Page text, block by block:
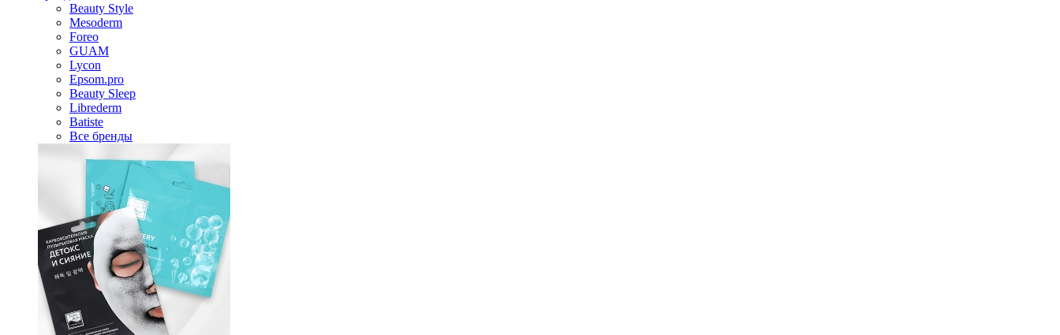
Beauty Style
Mesoderm
Foreo
GUAM
Lycon
Epsom.pro
Beauty Sleep
Librederm
Batiste
Все бренды